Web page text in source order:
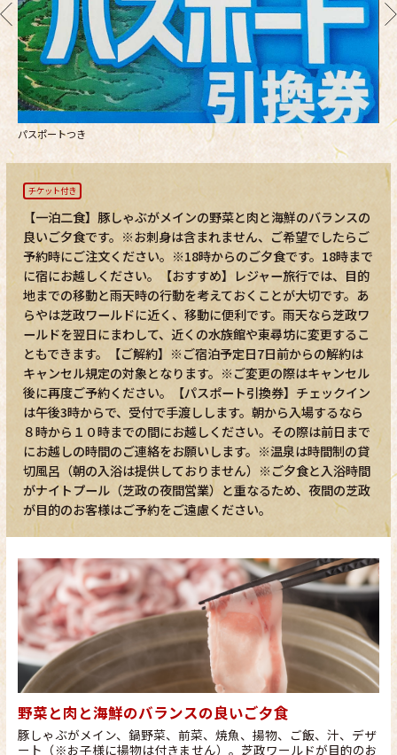
パスポートつき
チケット付き
【一泊二食】豚しゃぶがメインの野菜と肉と海鮮のバランスの
良いご夕食です。※お刺身は含まれません、ご希望でしたらご
予約時にご注文ください。※18時からのご夕食です。18時まで
に宿にお越しください。【おすすめ】レジャー旅行では、目的
地までの移動と雨天時の行動を考えておくことが大切です。あ
らやは芝政ワールドに近く、移動に便利です。雨天なら芝政ワ
ールドを翌日にまわして、近くの水族館や東尋坊に変更するこ
ともできます。【ご解約】※ご宿泊予定日7日前からの解約は
キャンセル規定の対象となります。※ご変更の際はキャンセル
後に再度ご予約ください。【パスポート引換券】チェックイン
は午後3時からで、受付で手渡しします。朝から入場するなら
８時から１０時までの間にお越しください。その際は前日まで
にお越しの時間のご連絡をお願いします。※温泉は時間制の貸
切風呂（朝の入浴は提供しておりません）※ご夕食と入浴時間
がナイトプール（芝政の夜間営業）と重なるため、夜間の芝政
が目的のお客様はご予約をご遠慮ください。
野菜と肉と海鮮のバランスの良いご夕食
豚しゃぶがメイン、鍋野菜、前菜、焼魚、揚物、ご飯、汁、デザ
ート（※お子様に揚物は付きません）。芝政ワールドが目的のお